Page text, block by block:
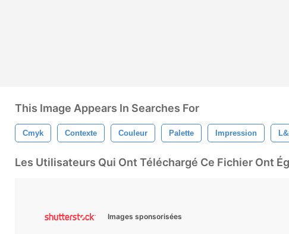
This Image Appears In Searches For
Cmyk Contexte Couleur Palette Impression
Les Utilisateurs Qui Ont Téléchargé Ce Fichier Ont
Images sponsorisées